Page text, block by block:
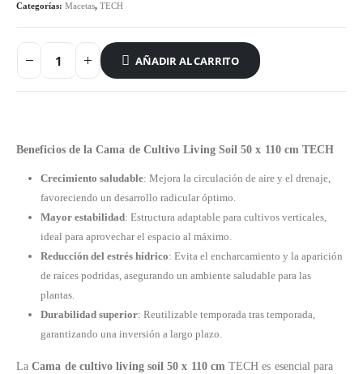
Categorías: Macetas, TECH
AÑADIR AL CARRITO
Beneficios de la Cama de Cultivo Living Soil 50 x 110 cm TECH
Crecimiento saludable: Mejora la circulación de aire y el drenaje,
favoreciendo un desarrollo radicular óptimo.
Mayor estabilidad: Estructura adaptable para cultivos verticales,
ideal para aprovechar el espacio al máximo.
Reducción del estrés hídrico: Evita el encharcamiento y la aparición
de raíces podridas, asegurando un ambiente saludable para las
plantas.
Durabilidad superior: Reutilizable temporada tras temporada,
garantizando una inversión a largo plazo.
LaCama de cultivo living soil 50 x 110 cmTECH es esencial para